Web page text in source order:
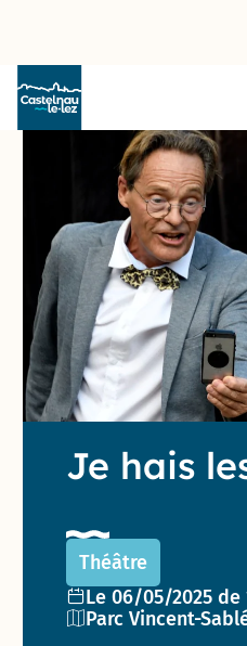
Je hais
Théâtre
Date de
Le 06/05/2025 de
Lieu :
Parc Vincent-